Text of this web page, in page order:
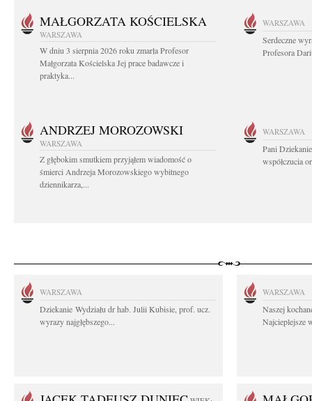
MAŁGORZATA KOŚCIELSKA
WARSZAWA
W dniu 3 sierpnia 2026 roku zmarła Profesor
Małgorzata Kościelska Jej prace badawcze i
praktyka...
WARSZAWA
Serdeczne
Profesora
ANDRZEJ MOROZOWSKI
WARSZAWA
Z głębokim smutkiem przyjąłem wiadomość o
śmierci Andrzeja Morozowskiego wybitnego
dziennikarza,...
WARSZAWA
Pani
współczucia
WARSZAWA
Dziekanie Wydziału dr hab. Julii Kubisie, prof. ucz.
wyrazy najgłębszego...
WARSZAWA
Naszej
Najcieplejsze